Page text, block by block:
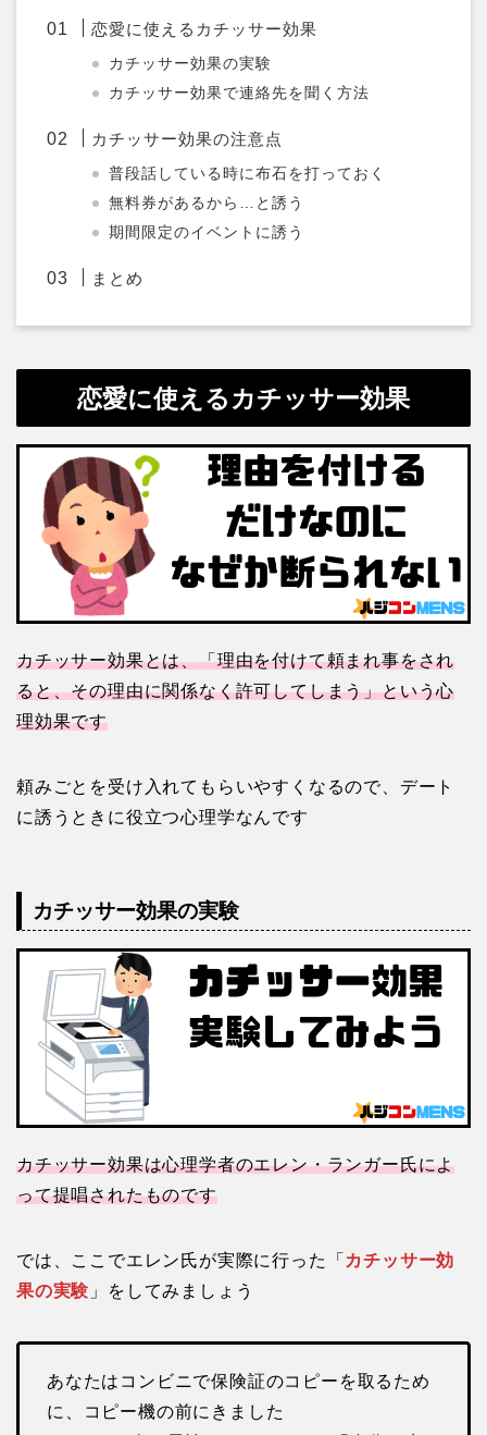
恋愛に使えるカチッサー効果
カチッサー効果の実験
カチッサー効果で連絡先を聞く方法
カチッサー効果の注意点
普段話している時に布石を打っておく
無料券があるから…と誘う
期間限定のイベントに誘う
まとめ
恋愛に使えるカチッサー効果
カチッサー効果とは、「理由を付けて頼まれ事をされ
ると、その理由に関係なく許可してしまう」という心
理効果です
頼みごとを受け入れてもらいやすくなるので、デート
に誘うときに役立つ心理学なんです
カチッサー効果の実験
カチッサー効果は心理学者のエレン・ランガー氏によ
って提唱されたものです
では、ここでエレン氏が実際に行った「 カチッサー効
果の実験 」をしてみましょう
あなたはコンビニで保険証のコピーを取るため
に、コピー機の前にきました